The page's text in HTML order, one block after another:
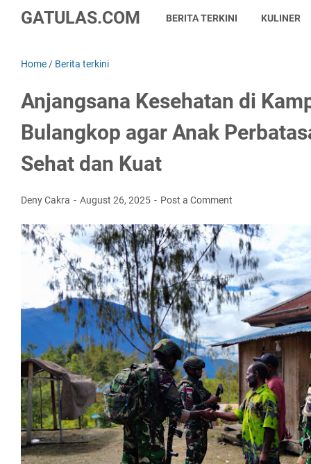
GATULAS.COM BERITA TERKINI KULINER
Home / Berita terkini
Anjangsana Kesehatan di
Bulangkop agar Anak
Sehat dan Kuat
Deny Cakra August 26, 2025 Post a Comment